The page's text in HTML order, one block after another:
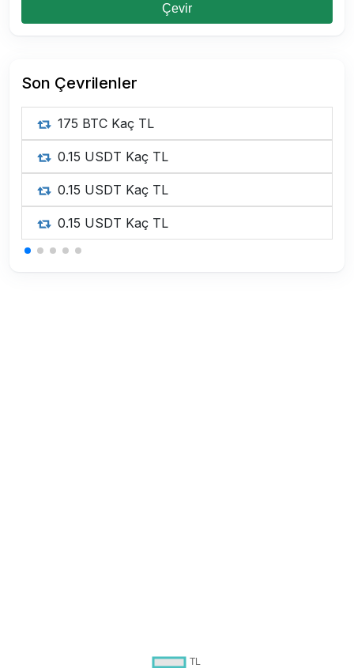
Çevir
Son Çevrilenler
175 BTC Kaç TL
0.15 USDT Kaç TL
0.15 USDT Kaç TL
0.15 USDT Kaç TL